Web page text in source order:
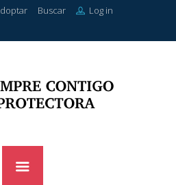
Buscar Log in